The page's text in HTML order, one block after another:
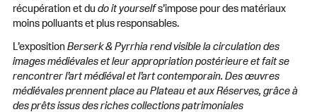
récupération et du do it yourselfs’impose pour des matériaux
moins polluants et plus responsables.
L’expositionBerserk & Pyrrhia rend visible la circulation des
images médiévales et leur appropriation postérieure et fait se
rencontrer l’art médiéval et l’art contemporain. Des œuvres
médiévales prennent place au Plateau et aux Réserves, grâce à
des prêts issus des riches collections patrimoniales